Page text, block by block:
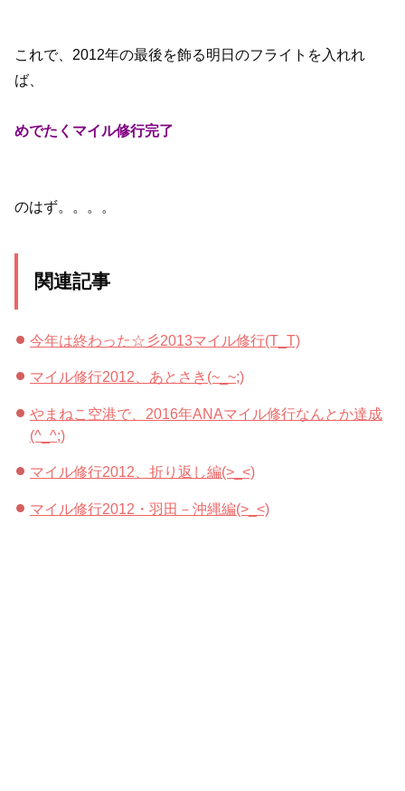
これで、2012年の最後を飾る明日のフライトを入れれ
ば、
めでたくマイル修行完了
のはず。。。。
関連記事
今年は終わった☆彡2013マイル修行(T_T)
マイル修行2012、あとさき(~_~;)
やまねこ空港で、2016年ANAマイル修行なんとか達成
(^_^;)
マイル修行2012、折り返し編(>_<)
マイル修行2012・羽田－沖縄編(>_<)